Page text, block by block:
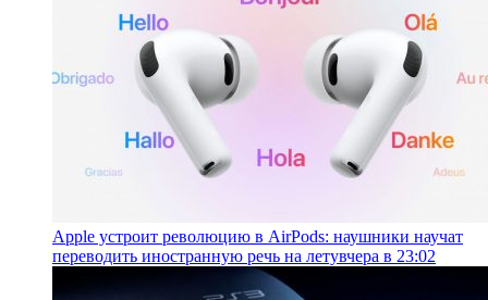
Apple устроит революцию в AirPods: наушники научат
переводить иностранную речь на летувчера в 23:02